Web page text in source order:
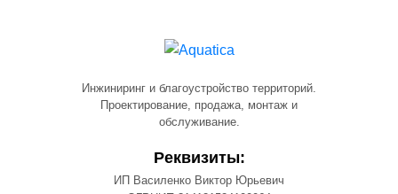
Инжиниринг и благоустройство территорий.
Проектирование, продажа, монтаж и
обслуживание.
Реквизиты:
ИП Василенко Виктор Юрьевич